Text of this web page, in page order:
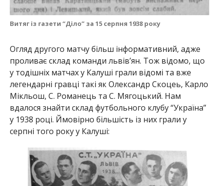
Витяг із газети “Діло” за 15 серпня 1938 року
Огляд другого матчу більш інформативний, адже
проливає склад команди львів’ян. Тож відомо, що
у тодішніх матчах у Калуші грали відомі та вже
легендарні гравці такі як Олександр Скоцеь, Карло
Мікльош, С. Романець та С. Мягоцький. Нам
вдалося знайти склад футбольного клубу “Україна”
у 1938 році. Ймовірно більшість із них грали у
серпні того року у Калуші: